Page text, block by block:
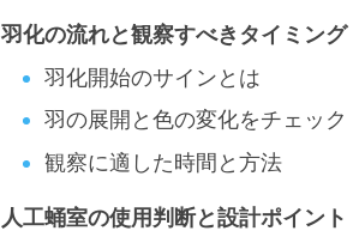
羽化の流れと観察すべきタイミング
羽化開始のサインとは
羽の展開と色の変化をチェック
観察に適した時間と方法
人工蛹室の使用判断と設計ポイント